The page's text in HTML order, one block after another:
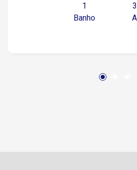
estratégica e planejada de
acesso à Rodovia Raposo
corporativos, garantindo
1
Banho